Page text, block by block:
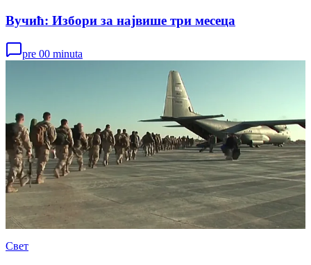
Вучић: Избори за највише три месеца
pre 00 minuta
Свет